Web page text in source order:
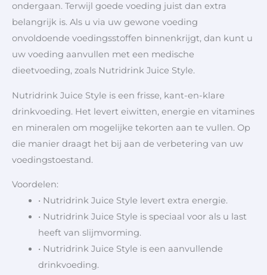
ondergaan. Terwijl goede voeding juist dan extra
belangrijk is. Als u via uw gewone voeding
onvoldoende voedingsstoffen binnenkrijgt, dan kunt u
uw voeding aanvullen met een medische
dieetvoeding, zoals Nutridrink Juice Style.
Nutridrink Juice Style is een frisse, kant-en-klare
drinkvoeding. Het levert eiwitten, energie en vitamines
en mineralen om mogelijke tekorten aan te vullen. Op
die manier draagt het bij aan de verbetering van uw
voedingstoestand.
Voordelen:
• Nutridrink Juice Style levert extra energie.
• Nutridrink Juice Style is speciaal voor als u last
heeft van slijmvorming.
• Nutridrink Juice Style is een aanvullende
drinkvoeding.